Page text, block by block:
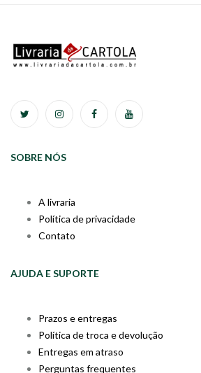
SOBRE NÓS
A livraria
Política de privacidade
Contato
AJUDA E SUPORTE
Prazos e entregas
Política de troca e devolução
Entregas em atraso
Perguntas frequentes